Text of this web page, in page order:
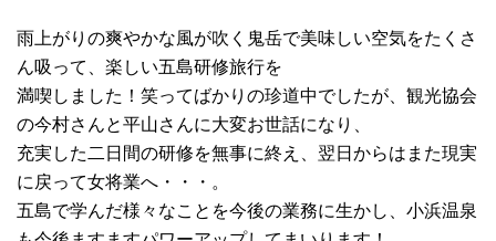
雨上がりの爽やかな風が吹く鬼岳で美味しい空気をたくさ
ん吸って、楽しい五島研修旅行を
満喫しました！笑ってばかりの珍道中でしたが、観光協会
の今村さんと平山さんに大変お世話になり、
充実した二日間の研修を無事に終え、翌日からはまた現実
に戻って女将業へ・・・。
五島で学んだ様々なことを今後の業務に生かし、小浜温泉